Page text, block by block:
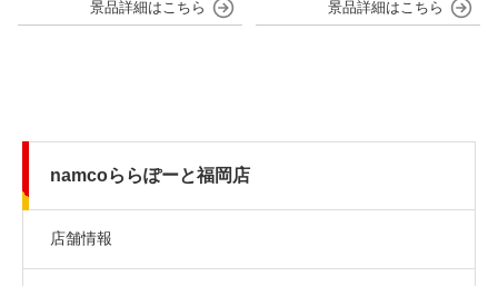
namcoららぽーと福岡店
店舗情報